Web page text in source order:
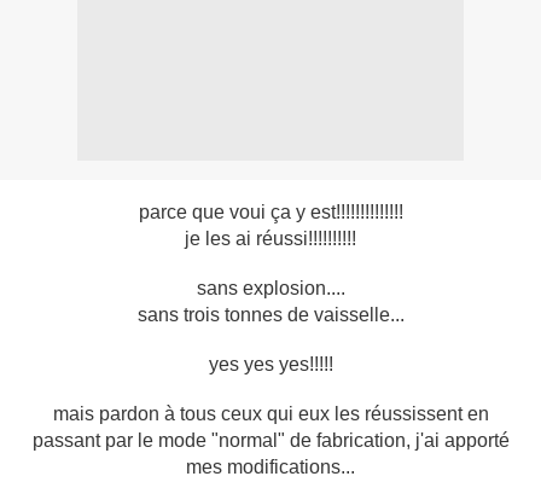
parce que voui ça y est!!!!!!!!!!!!!!
je les ai réussi!!!!!!!!!!
sans explosion....
sans trois tonnes de vaisselle...
yes yes yes!!!!!
mais pardon à tous ceux qui eux les réussissent en
passant par le mode "normal" de fabrication, j'ai apporté
mes modifications...